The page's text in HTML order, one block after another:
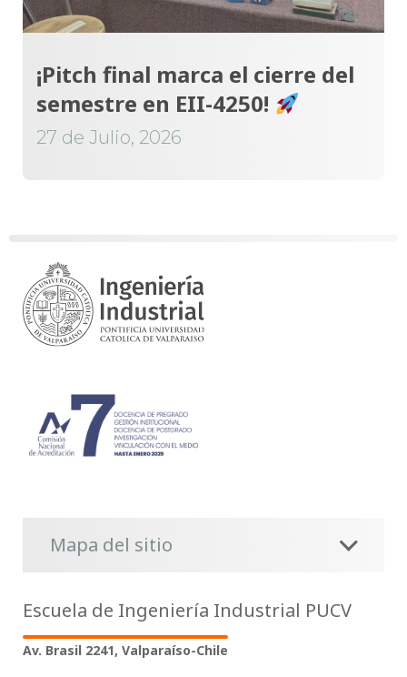
¡Pitch final marca el cierre del
semestre en EII-4250!
27 de Julio, 2026
Mapa del sitio
Escuela de Ingeniería Industrial PUCV
Av. Brasil 2241, Valparaíso-Chile